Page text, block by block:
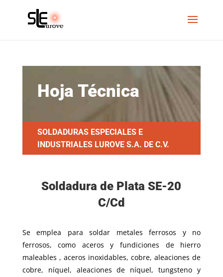
Hoja Técnica
SOLDADURAS ESPECIALES E
INDUSTRIALES LUROVE S.A. DE C.V.
Soldadura de Plata SE-20
C/Cd
Se emplea para soldar metales ferrosos y no
ferrosos, como aceros y fundiciones de hierro
maleables , aceros inoxidables, cobre, aleaciones de
cobre, níquel, aleaciones de níquel, tungsteno y